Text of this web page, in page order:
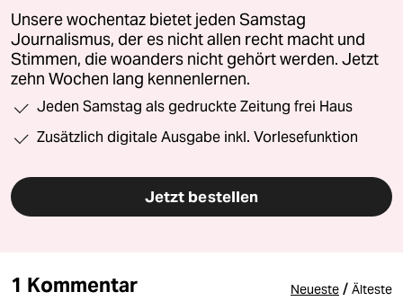
Unsere wochentaz bietet jeden Samstag
Journalismus, der es nicht allen recht macht und
Stimmen, die woanders nicht gehört werden. Jetzt
zehn Wochen lang kennenlernen.
Jeden Samstag als gedruckte Zeitung frei Haus
Zusätzlich digitale Ausgabe inkl. Vorlesefunktion
Jetzt bestellen
1 Kommentar Neueste / Älteste